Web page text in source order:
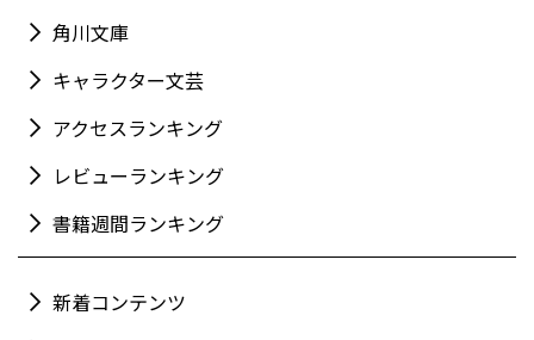
角川文庫
キャラクター文芸
アクセスランキング
レビューランキング
書籍週間ランキング
新着コンテンツ